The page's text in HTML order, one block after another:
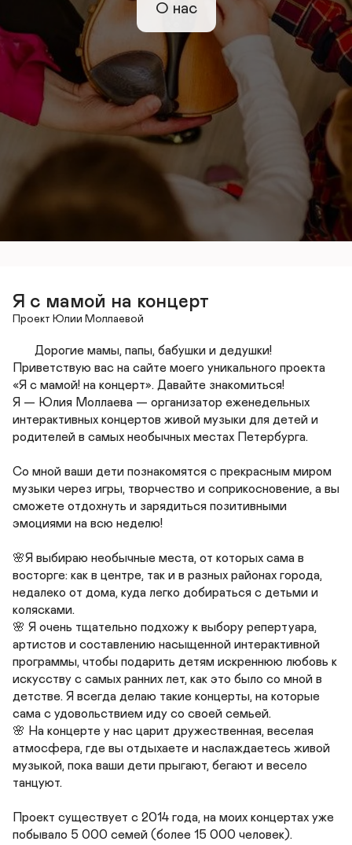
О нас
Я с мамой на концерт
Проект Юлии Моллаевой
Приветствую вас на сайте моего уникального проекта
«Я с мамой! на концерт». Давайте знакомиться!
Я — Юлия Моллаева — организатор еженедельных
интерактивных концертов живой музыки для детей и
родителей в самых необычных местах Петербурга.
Со мной ваши дети познакомятся с прекрасным миром
музыки через игры, творчество и соприкосновение, а вы
сможете отдохнуть и зарядиться позитивными
эмоциями на всю неделю!
🌸Я выбираю необычные места, от которых сама в
восторге: как в центре, так и в разных районах города,
недалеко от дома, куда легко добираться с детьми и
колясками.
🌸 Я очень тщательно подхожу к выбору репертуара,
артистов и составлению насыщенной интерактивной
программы, чтобы подарить детям искреннюю любовь к
искусству с самых ранних лет, как это было со мной в
детстве. Я всегда делаю такие концерты, на которые
сама с удовольствием иду со своей семьей.
🌸 На концерте у нас царит дружественная, веселая
атмосфера, где вы отдыхаете и наслаждаетесь живой
музыкой, пока ваши дети прыгают, бегают и весело
танцуют.
Проект существует с 2014 года, на моих концертах уже
побывало 5 000 семей (более 15 000 человек).